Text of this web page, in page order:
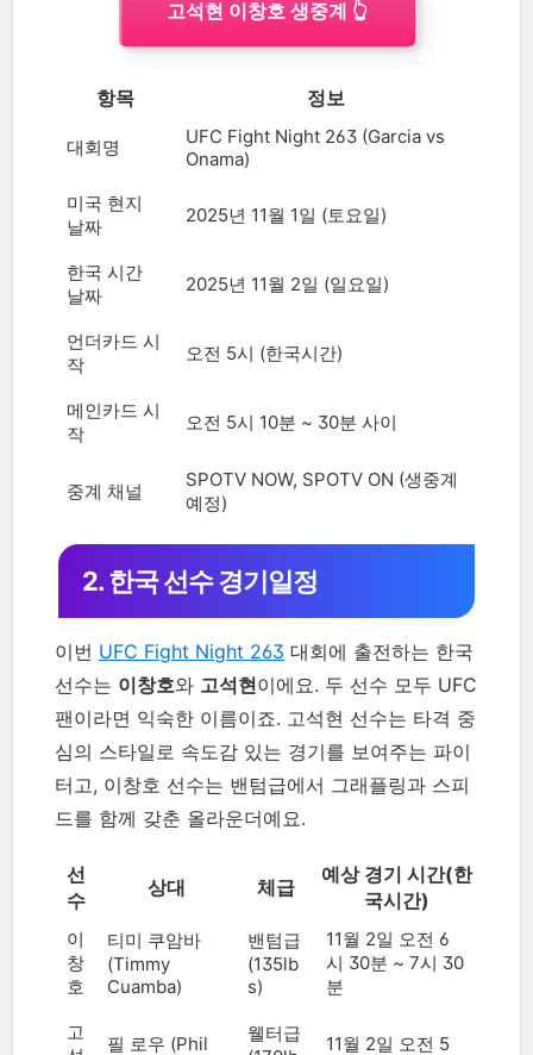
고석현 이창호 생중계 👆
항목 정보
대회명
UFC Fight Night 263 (Garcia vs
Onama)
미국 현지
날짜
2025년 11월 1일 (토요일)
한국 시간
날짜
2025년 11월 2일 (일요일)
언더카드 시
작
오전 5시 (한국시간)
메인카드 시
작
오전 5시 10분 ~ 30분 사이
중계 채널
SPOTV NOW, SPOTV ON (생중계
예정)
2. 한국 선수 경기일정
이번 UFC Fight Night 263 대회에 출전하는 한국
선수는 이창호와 고석현이에요. 두 선수 모두 UFC
팬이라면 익숙한 이름이죠. 고석현 선수는 타격 중
심의 스타일로 속도감 있는 경기를 보여주는 파이
터고, 이창호 선수는 밴텀급에서 그래플링과 스피
드를 함께 갖춘 올라운더예요.
선
수
상대 체급
예상 경기 시간(한
국시간)
이
창
호
티미 쿠암바
(Timmy
Cuamba)
밴텀급
(135lb
s)
11월 2일 오전 6
시 30분 ~ 7시 30
분
고
필 로우 (Phil
웰터급
11월 2일 오전 5